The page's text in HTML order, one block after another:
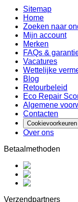
Sitemap
Home
Zoeken naar
Mijn account
Merken
FAQs &
Vacatures
Wettelijke
Blog
Retourbeleid
Eco Repair
Algemene
Contacten
Cookievoorkeuren
Over ons
Betaalmethoden
Verzendpartners